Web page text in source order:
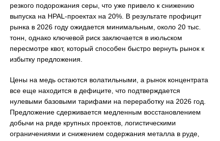
резкого подорожания серы, что уже привело к снижению
выпуска на HPAL-проектах на 20%. В результате профицит
рынка в 2026 году ожидается минимальным, около 20 тыс.
тонн, однако ключевой риск заключается в июльском
пересмотре квот, который способен быстро вернуть рынок к
избытку предложения.
Цены на медь остаются волатильными, а рынок концентрата
все еще находится в дефиците, что подтверждается
нулевыми базовыми тарифами на переработку на 2026 год.
Предложение сдерживается медленным восстановлением
добычи на ряде крупных проектов, логистическими
ограничениями и снижением содержания металла в руде,